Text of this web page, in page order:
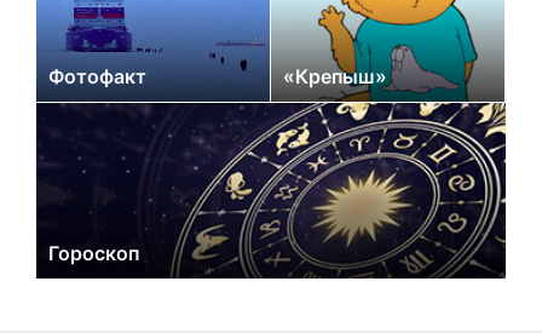
Фотофакт «Крепыш»
Гороскоп